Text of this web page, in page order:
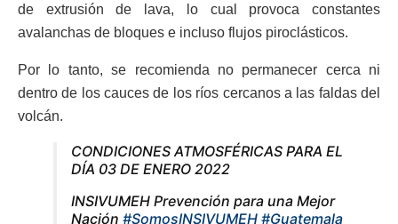
de extrusión de lava, lo cual provoca constantes
avalanchas de bloques e incluso flujos piroclásticos.
Por lo tanto, se recomienda no permanecer cerca ni
dentro de los cauces de los ríos cercanos a las faldas del
volcán.
CONDICIONES ATMOSFÉRICAS PARA EL
DÍA 03 DE ENERO 2022
INSIVUMEH Prevención para una Mejor
Nación #SomosINSIVUMEH #Guatemala